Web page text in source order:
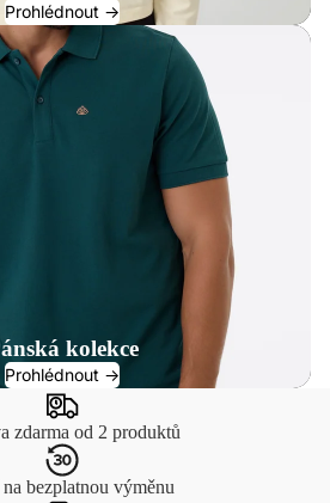
Prohlédnout ->
kolekce
Prohlédnout ->
zdarma od 2 produktů
bezplatnou výměnu